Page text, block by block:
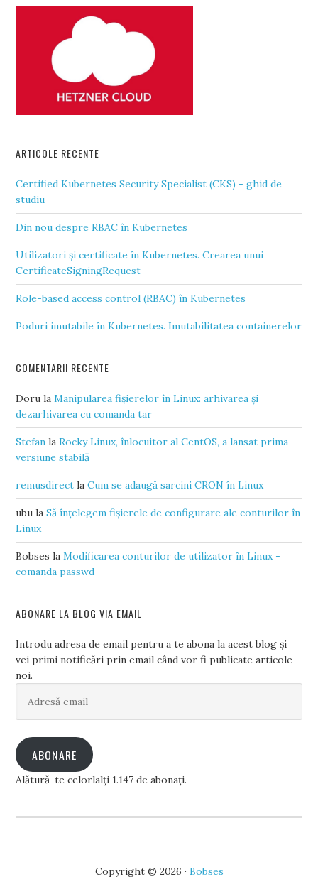
ARTICOLE RECENTE
Certified Kubernetes Security Specialist (CKS) - ghid de
studiu
Din nou despre RBAC în Kubernetes
Utilizatori și certificate în Kubernetes. Crearea unui
CertificateSigningRequest
Role-based access control (RBAC) în Kubernetes
Poduri imutabile în Kubernetes. Imutabilitatea containerelor
COMENTARII RECENTE
Doru laManipularea fișierelor în Linux: arhivarea și
dezarhivarea cu comanda tar
Stefan laRocky Linux, înlocuitor al CentOS, a lansat prima
versiune stabilă
remusdirect laCum se adaugă sarcini CRON în Linux
ubu laSă înțelegem fișierele de configurare ale conturilor în
Linux
Bobses laModificarea conturilor de utilizator în Linux -
comanda passwd
ABONARE LA BLOG VIA EMAIL
Introdu adresa de email pentru a te abona la acest blog și
vei primi notificări prin email când vor fi publicate articole
noi.
email
ABONARE
Alătură-te celorlalți 1.147 de abonați.
Copyright © 2026 · Bobses